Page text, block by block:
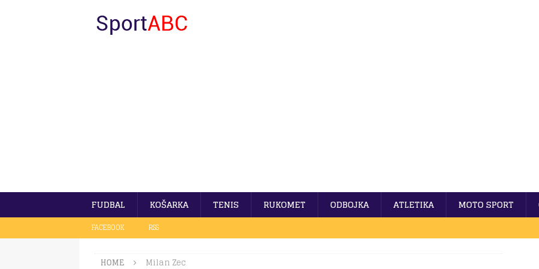
FUDBAL KOŠARKA TENIS RUKOMET ODBOJKA ATLETIKA MOTO SPORT
FACEBOOK RSS
HOME Milan Zec